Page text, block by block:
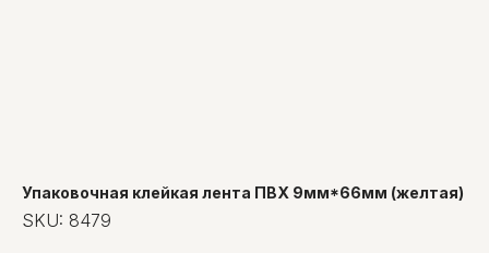
Упаковочная клейкая лента ПВХ 9мм*66мм (желтая)
SKU: 8479